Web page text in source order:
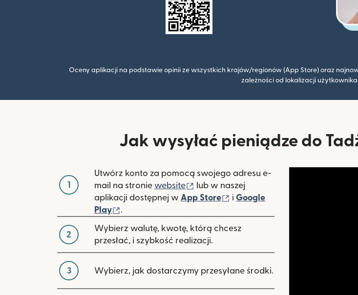
Oceny aplikacji na podstawie opinii ze wszystkich krajów/regionów (App Store) oraz
zależności od lokalizacji
Jak wysyłać pieniądze do
1
Utwórz konto za pomocą swojego adresu e-
mail na stronie website (otwiera się w nowym oknie)
lub w naszej
aplikacji dostępnej w App Store (otwiera się w nowym oknie)
i Google
Play
.
2
Wybierz walutę, kwotę, którą chcesz
przesłać, i szybkość realizacji.
3 Wybierz, jak dostarczymy przesyłane środki.